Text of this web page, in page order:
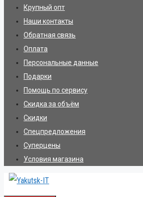
Крупный опт
Наши контакты
Обратная связь
Оплата
Персональные данные
Подарки
Помощь по сервису
Скидка за объём
Скидки
Спецпредложения
Суперцены
Условия магазина